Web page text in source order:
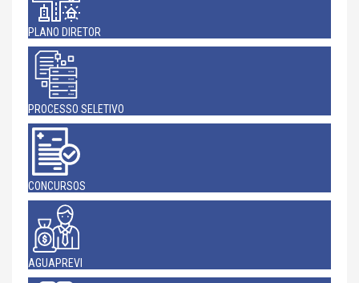
PLANO DIRETOR
PROCESSO SELETIVO
CONCURSOS
AGUAPREVI